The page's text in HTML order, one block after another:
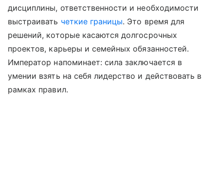
дисциплины, ответственности и необходимости
выстраивать четкие границы. Это время для
решений, которые касаются долгосрочных
проектов, карьеры и семейных обязанностей.
Император напоминает: сила заключается в
умении взять на себя лидерство и действовать в
рамках правил.